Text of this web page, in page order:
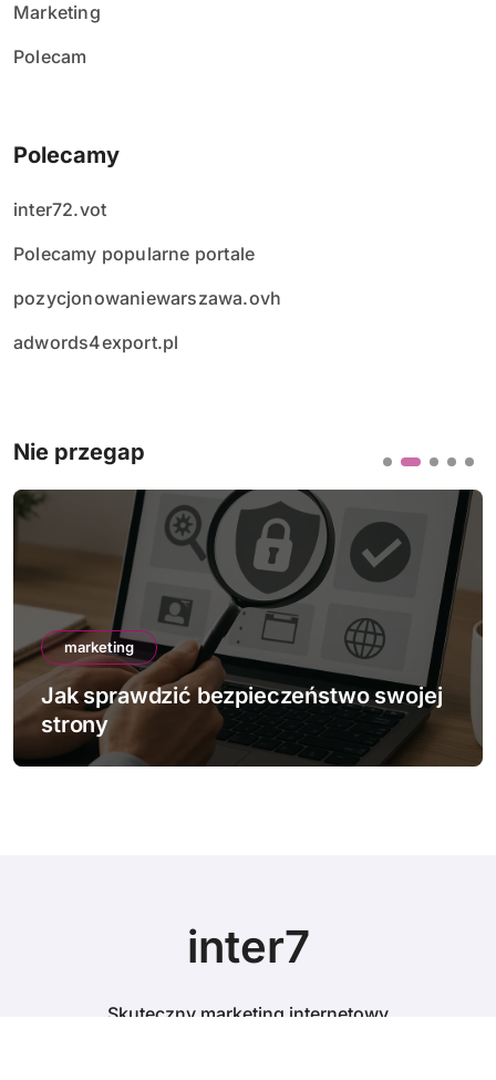
Marketing
Polecam
Polecamy
inter72.vot
Polecamy popularne portale
pozycjonowaniewarszawa.ovh
adwords4export.pl
Nie przegap
swojej
marketing
Jak działa mobile-first
inter7
Skuteczny marketing internetowy